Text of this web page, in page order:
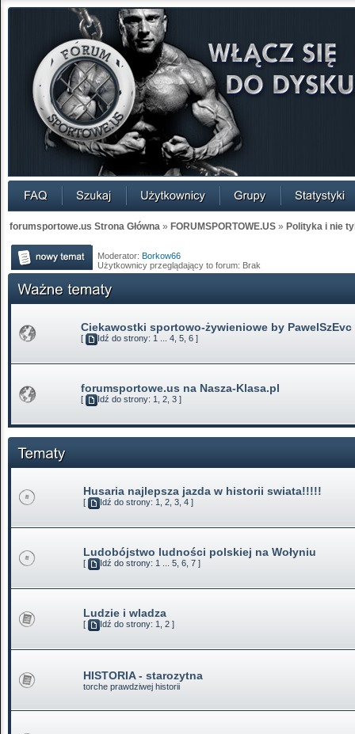
forumsportowe.us Strona Główna » FORUMSPORTOWE.US » Polityka i nie
Moderator: Borkow66
Użytkownicy przeglądający to forum: Brak
Ciekawostki sportowo-żywieniowe by PawelSzEvc
[ Idź do strony: 1 ... 4, 5, 6 ]
forumsportowe.us na Nasza-Klasa.pl
[ Idź do strony: 1, 2, 3 ]
Husaria najlepsza jazda w historii swiata!!!!!
[ Idź do strony: 1, 2, 3, 4 ]
Ludobójstwo ludności polskiej na Wołyniu
[ Idź do strony: 1 ... 5, 6, 7 ]
Ludzie i wladza
[ Idź do strony: 1, 2 ]
HISTORIA - starozytna
torche prawdziwej historii